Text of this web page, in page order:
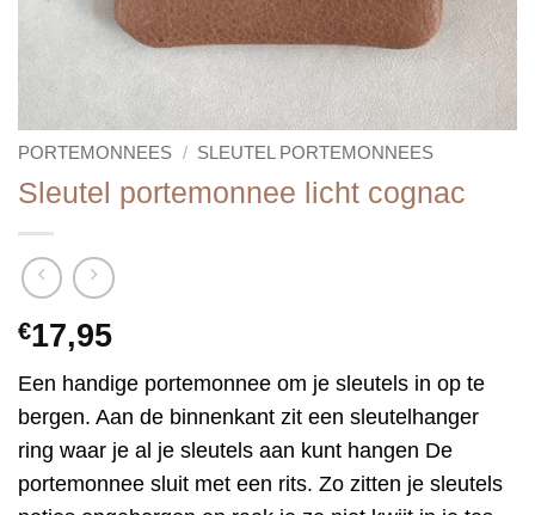
PORTEMONNEES / SLEUTEL PORTEMONNEES
Sleutel portemonnee licht cognac
€17,95
Een handige portemonnee om je sleutels in op te
bergen. Aan de binnenkant zit een sleutelhanger
ring waar je al je sleutels aan kunt hangen De
portemonnee sluit met een rits. Zo zitten je sleutels